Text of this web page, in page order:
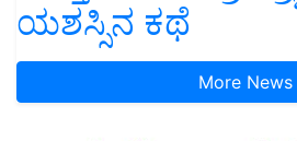
ಯಶಸ್ಸಿನ ಕಥೆ
More News